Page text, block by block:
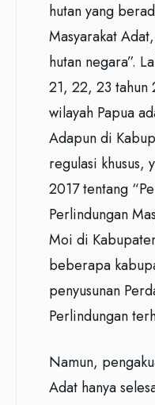
hutan yang
Masyarakat
hutan negara”.
21, 22, 23 tahun
wilayah Papua
Adapun di
regulasi khusus,
2017 tentang
Perlindungan
Moi di
beberapa
penyusunan
Perlindungan
Namun,
Adat hanya